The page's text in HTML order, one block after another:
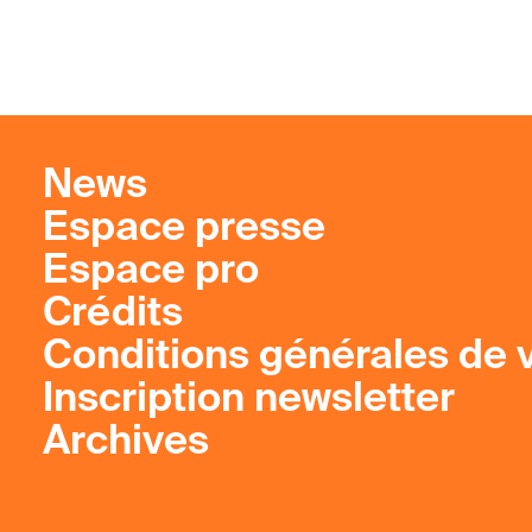
News
Espace presse
Espace pro
Crédits
Conditions générales de
Inscription newsletter
Archives